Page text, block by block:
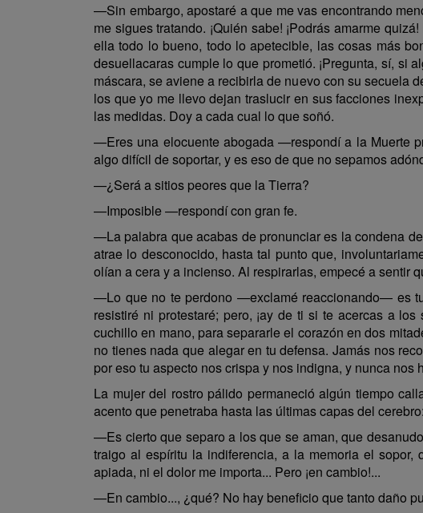
—Sin embargo, apostaré a que me vas encontrando
me sigues tratando. ¡Quién sabe! ¡Podrás amarme
ella todo lo bueno, todo lo apetecible, las cosas más
desuellacaras cumple lo que prometió. ¡Pregunta, sí, si
máscara, se aviene a recibirla de nuevo con su secuela
los que yo me llevo dejan traslucir en sus facciones
las medidas. Doy a cada cual lo que soñó.
—Eres una elocuente abogada —respondí a la Muerte
algo difícil de soportar, y es eso de que no sepamos
—¿Será a sitios peores que la Tierra?
—Imposible —respondí con gran fe.
—La palabra que acabas de pronunciar es la condena
atrae lo desconocido, hasta tal punto que,
olían a cera y a incienso. Al respirarlas, empecé a sentir
—Lo que no te perdono —exclamé reaccionando— es
resistiré ni protestaré; pero, ¡ay de ti si te acercas a
cuchillo en mano, para separarle el corazón en dos
no tienes nada que alegar en tu defensa. Jamás nos
por eso tu aspecto nos crispa y nos indigna, y nunca
La mujer del rostro pálido permaneció algún tiempo
acento que penetraba hasta las últimas capas del cerebro:
—Es cierto que separo a los que se aman, que
traigo al espíritu la indiferencia, a la memoria el
apiada, ni el dolor me importa... Pero ¡en cambio!...
—En cambio..., ¿qué? No hay beneficio que tanto daño